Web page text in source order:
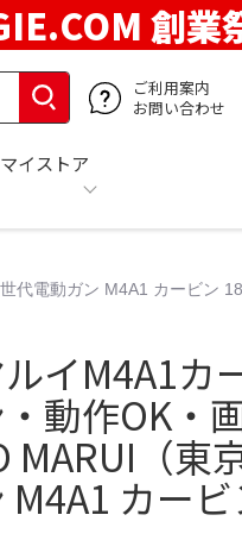
創業
ご利用案内
お問い合わせ
マイストア
代電動ガン M4A1 カービン
イM4A1カ
動作OK・
MARUI（東
M4A1 カー